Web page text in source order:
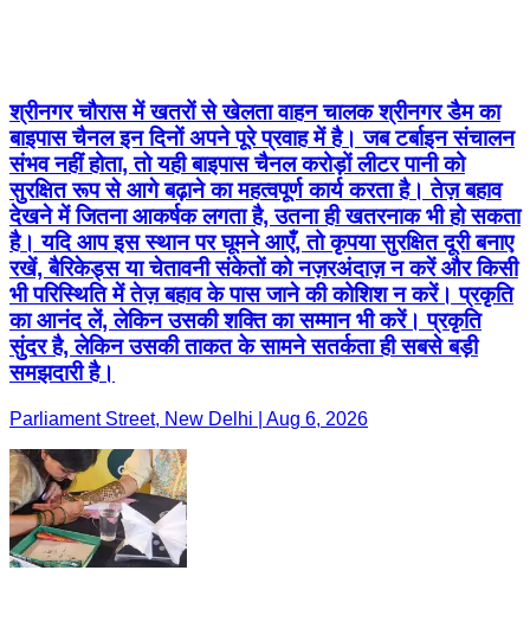
श्रीनगर चौरास में खतरों से खेलता वाहन चालक श्रीनगर डैम का
बाइपास चैनल इन दिनों अपने पूरे प्रवाह में है। जब टर्बाइन संचालन
संभव नहीं होता, तो यही बाइपास चैनल करोड़ों लीटर पानी को
सुरक्षित रूप से आगे बढ़ाने का महत्वपूर्ण कार्य करता है। तेज़ बहाव
देखने में जितना आकर्षक लगता है, उतना ही खतरनाक भी हो सकता
है। यदि आप इस स्थान पर घूमने आएँ, तो कृपया सुरक्षित दूरी बनाए
रखें, बैरिकेड्स या चेतावनी संकेतों को नज़रअंदाज़ न करें और किसी
भी परिस्थिति में तेज़ बहाव के पास जाने की कोशिश न करें। प्रकृति
का आनंद लें, लेकिन उसकी शक्ति का सम्मान भी करें। प्रकृति
सुंदर है, लेकिन उसकी ताकत के सामने सतर्कता ही सबसे बड़ी
समझदारी है।
Parliament Street, New Delhi | Aug 6, 2026